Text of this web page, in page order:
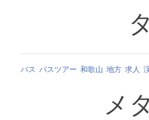
バス バスツアー 和歌山 地方 求人
メ